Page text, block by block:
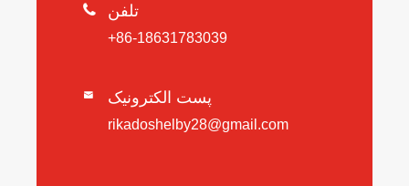
 تلفن
+86-18631783039
 پست الکترونیک
rikadoshelby28@gmail.com